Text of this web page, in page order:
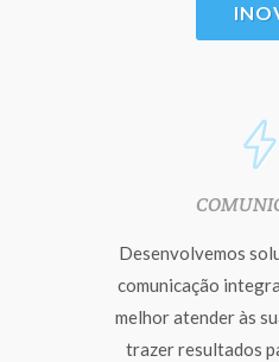
Desenvolvemos
comunicação
melhor atender às
trazer resultados